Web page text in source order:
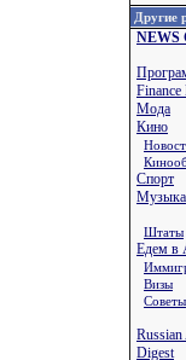
Другие
NEWS
Finance
Мода
Кино
Спорт
Музыка
Штаты
Едем в
Визы
Советы
Digest